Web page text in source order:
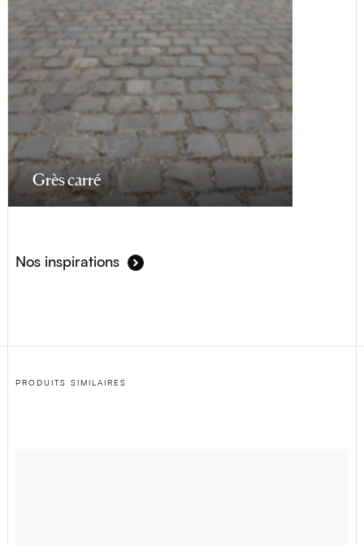
Grès carré
Nos inspirations
PRODUITS SIMILAIRES